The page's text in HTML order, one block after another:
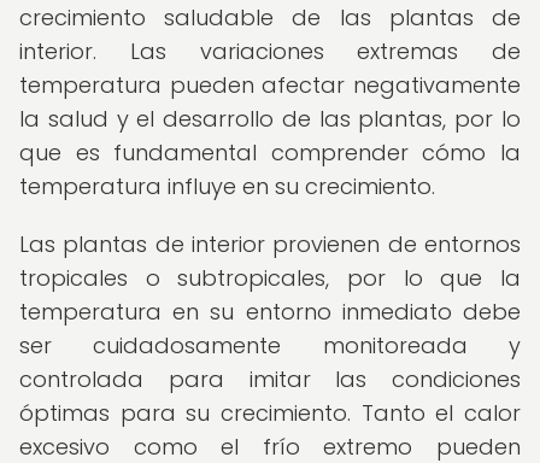
crecimiento saludable de las plantas de
interior. Las variaciones extremas de
temperatura pueden afectar negativamente
la salud y el desarrollo de las plantas, por lo
que es fundamental comprender cómo la
temperatura influye en su crecimiento.
Las plantas de interior provienen de entornos
tropicales o subtropicales, por lo que la
temperatura en su entorno inmediato debe
ser cuidadosamente monitoreada y
controlada para imitar las condiciones
óptimas para su crecimiento. Tanto el calor
excesivo como el frío extremo pueden